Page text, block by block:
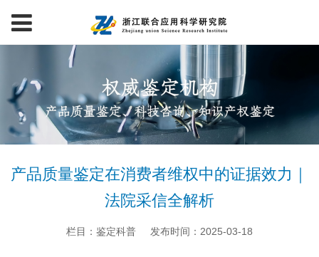
产品质量鉴定在消费者维权中的证据效力｜
法院采信全解析
栏目：鉴定科普 发布时间：2025-03-18